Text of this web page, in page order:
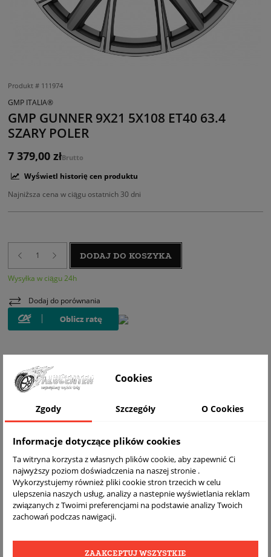
Produkt # 111974
GMP ITALIA®
GMP GUNNER 9X21 5X108 ET40 63.4
SZARY POLER
7 379,00 złBrutto
Wyświetl historię cen produktu
Najniższa cena w ciągu ostatnich 30 dni
DODAJ DO KOSZYKA
Wysyłka w ciągu 24h
Dodaj do porównania
WIZUALIZACJA NA AUCIE
DARMOWA
BEZPŁATNY
Cookies
Zgody Szczegóły O Cookies
Informacje dotyczące plików cookies
Ta witryna korzysta z własnych plików cookie, aby zapewnić Ci
najwyższy poziom doświadczenia na naszej stronie .
Wykorzystujemy również pliki cookie stron trzecich w celu
ulepszenia naszych usług, analizy a nastepnie wyświetlania reklam
związanych z Twoimi preferencjami na podstawie analizy Twoich
zachowań podczas nawigacji.
ZAAKCEPTUJ WSZYSTKIE